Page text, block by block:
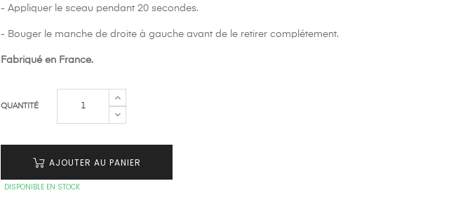
- Appliquer le sceau pendant 20 secondes.
- Bouger le manche de droite à gauche avant de le retirer complétement.
Fabriqué en France.
QUANTITÉ
AJOUTER AU PANIER
DISPONIBLE EN STOCK